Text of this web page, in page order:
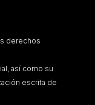
derechos
así como su
escrita de